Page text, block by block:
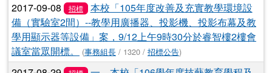
2017-09-08 招標
本校「105年度改善及充實教學環境設
備（實驗室2間）--教學用廣播器、投影機、投影布幕及教
學用顯示器等設備」案，9/12上午9時30分於睿智樓2樓會
議室當眾開標。
(事務組長 / 1320 / 招標公告)